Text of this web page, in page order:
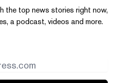
the top news stories right now,
a podcast, videos and more.